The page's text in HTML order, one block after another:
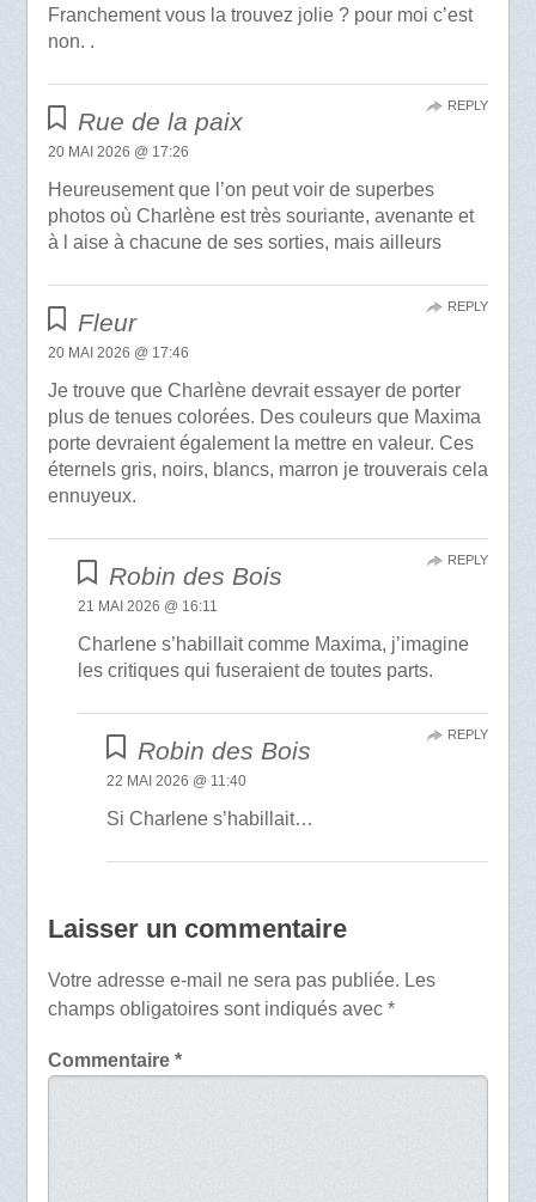
Franchement vous la trouvez jolie ? pour moi c’est
non. .
Rue de la paix
20 MAI 2026 @ 17:26
Heureusement que l’on peut voir de superbes
photos où Charlène est très souriante, avenante et
à l aise à chacune de ses sorties, mais ailleurs
REPLY
Fleur
20 MAI 2026 @ 17:46
Je trouve que Charlène devrait essayer de porter
plus de tenues colorées. Des couleurs que Maxima
porte devraient également la mettre en valeur. Ces
éternels gris, noirs, blancs, marron je trouverais cela
ennuyeux.
REPLY
Robin des Bois
21 MAI 2026 @ 16:11
Charlene s’habillait comme Maxima, j’imagine
les critiques qui fuseraient de toutes parts.
REPLY
Robin des Bois
22 MAI 2026 @ 11:40
Si Charlene s’habillait…
REPLY
Laisser un commentaire
Votre adresse e-mail ne sera pas publiée. Les
champs obligatoires sont indiqués avec *
Commentaire *